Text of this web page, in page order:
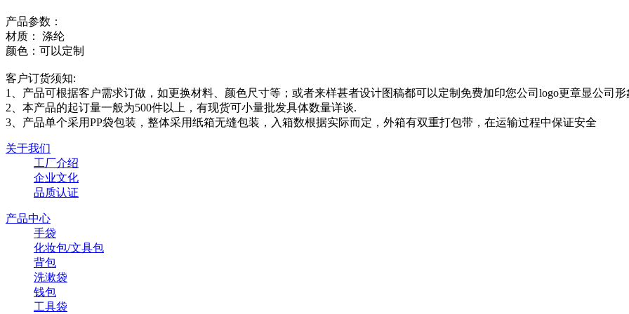
产品参数：
材质： 涤纶
颜色：可以定制
客户订货须知:
1、产品可根据客户需求订做，如更换材料、颜色尺寸等；或者来样甚者设计图稿都可以定制免费加印您公司logo更章显公司形
2、本产品的起订量一般为500件以上，有现货可小量批发具体数量详谈.
3、产品单个采用PP袋包装，整体采用纸箱无缝包装，入箱数根据实际而定，外箱有双重打包带，在运输过程中保证安全
关于我们
工厂介绍
企业文化
品质认证
产品中心
手袋
化妆包/文具包
背包
洗漱袋
钱包
工具袋